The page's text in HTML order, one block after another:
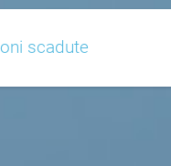
scadute